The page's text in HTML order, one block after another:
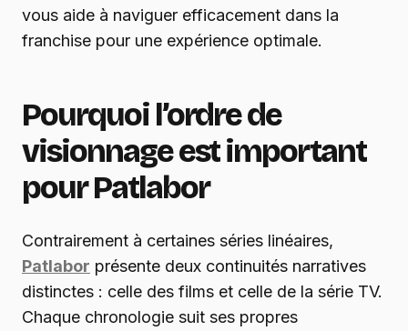
vous aide à naviguer efficacement dans la
franchise pour une expérience optimale.
Pourquoi l’ordre de
visionnage est important
pour Patlabor
Contrairement à certaines séries linéaires,
Patlabor présente deux continuités narratives
distinctes : celle des films et celle de la série TV.
Chaque chronologie suit ses propres